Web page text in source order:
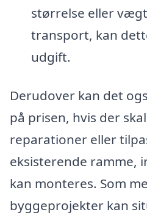
størrelse eller
transport, kan
udgift.
Derudover kan det
på prisen, hvis der
reparationer eller
eksisterende ramme,
kan monteres. Som
byggeprojekter kan